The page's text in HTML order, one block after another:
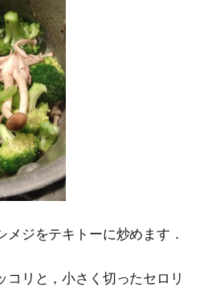
メジをテキトーに炒めます．
コリと，小さく切ったセロリ